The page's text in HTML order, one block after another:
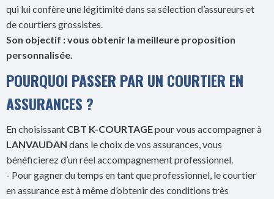
qui lui confère une légitimité dans sa sélection d’assureurs et
de courtiers grossistes.
Son objectif : vous obtenir la meilleure proposition
personnalisée.
POURQUOI PASSER PAR UN COURTIER EN
ASSURANCES ?
En choisissant CBT K-COURTAGEpour vous accompagner à
LANVAUDAN dans le choix de vos assurances, vous
bénéficierez d’un réel accompagnement professionnel.
- Pour gagner du temps en tant que professionnel, le courtier
en assurance est à même d’obtenir des conditions très